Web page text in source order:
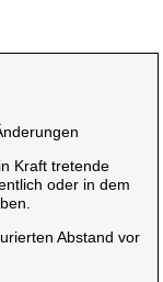
Kraft tretende
oder in dem
Abstand vor